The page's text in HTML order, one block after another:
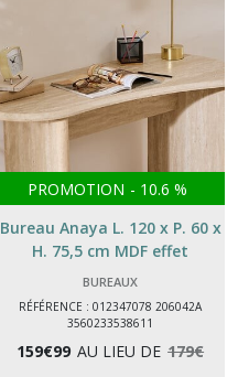
PROMOTION - 10.6 %
Bureau Anaya L. 120 x P. 60 x
H. 75,5 cm MDF effet
travertin
BUREAUX
RÉFÉRENCE : 012347078 206042A
3560233538611
159€99 AU LIEU DE 179€